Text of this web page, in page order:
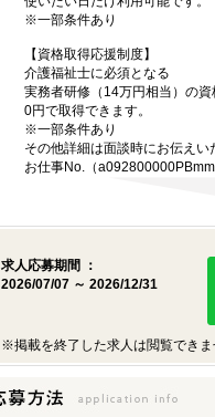
※一部条件あり
【資格取得応援制度】
介護福祉士に必須となる
実務者研修（14万円相当）の資
0円で取得できます。
※一部条件あり
その他詳細は面談時にお伝えい
お仕事No.（
求人応募期間 ：
2026/07/07 ～ 2026/12/31
※掲載を終了した求人は閲覧できま